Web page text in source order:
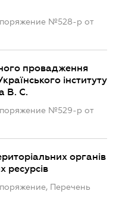
№528-р от
провадження
інституту
В. С.
№529-р от
органів
ресурсів
Перечень